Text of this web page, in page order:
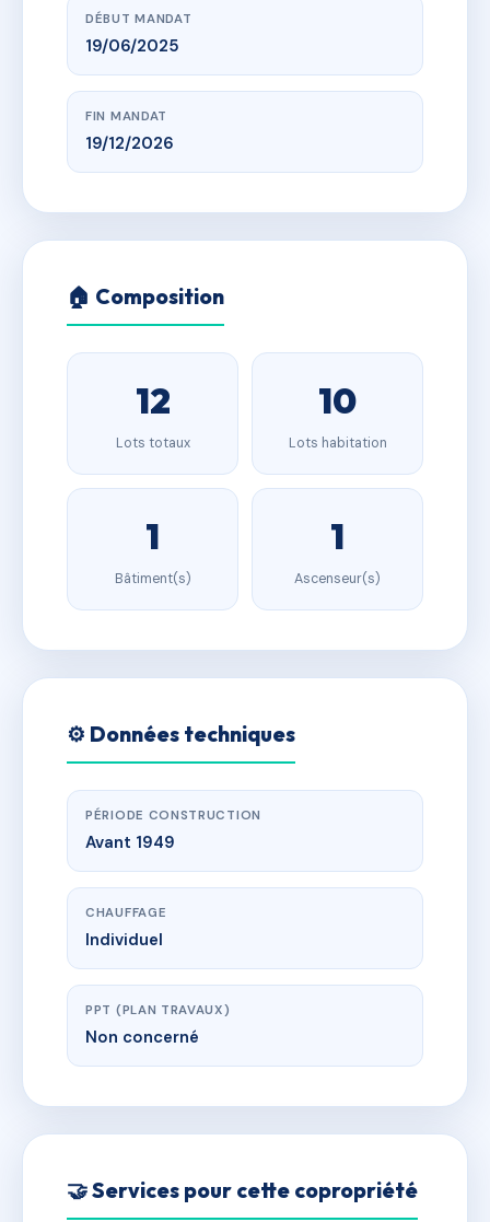
DÉBUT MANDAT
19/06/2025
FIN MANDAT
19/12/2026
🏠 Composition
12
Lots totaux
10
Lots habitation
1
Bâtiment(s)
1
Ascenseur(s)
⚙️ Données techniques
PÉRIODE CONSTRUCTION
Avant 1949
CHAUFFAGE
Individuel
PPT (PLAN TRAVAUX)
Non concerné
🤝 Services pour cette copropriété